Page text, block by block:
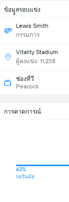
ข้อมููลรอบแข่ง
Lewis Smith
กรรมการ
Vitality Stadium
ผู้ลงแข่ง: 11,238
ช่องทีวี
Peacock
การคาดการณ์
63%
บอร์นมัธ